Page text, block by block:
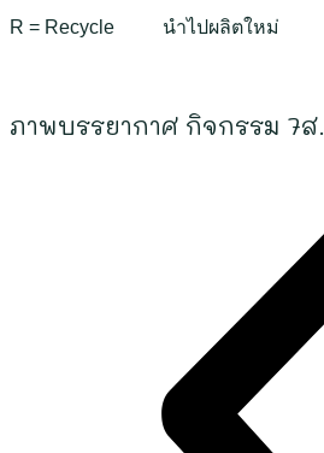
R = Recycle นำไปผลิตใหม่
ภาพบรรยากาศ กิจกรรม 7ส.